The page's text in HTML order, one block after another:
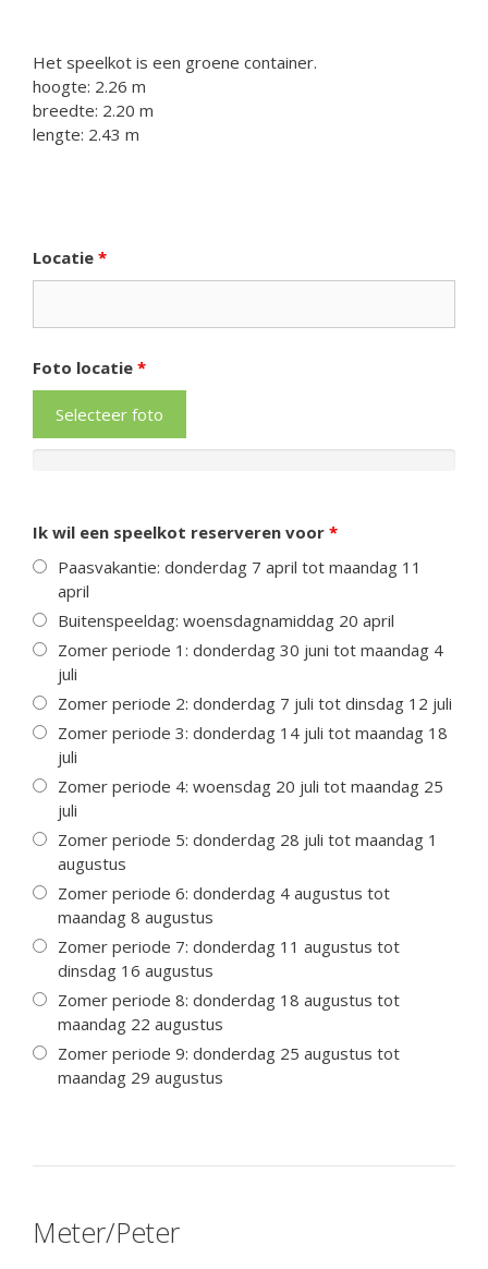
Het speelkot is een groene container.
hoogte: 2.26 m
breedte: 2.20 m
lengte: 2.43 m
Locatie *
Foto locatie *
Selecteer foto
Ik wil een speelkot reserveren voor *
Paasvakantie: donderdag 7 april tot maandag 11
april
Buitenspeeldag: woensdagnamiddag 20 april
Zomer periode 1: donderdag 30 juni tot maandag 4
juli
Zomer periode 2: donderdag 7 juli tot dinsdag 12 juli
Zomer periode 3: donderdag 14 juli tot maandag 18
juli
Zomer periode 4: woensdag 20 juli tot maandag 25
juli
Zomer periode 5: donderdag 28 juli tot maandag 1
augustus
Zomer periode 6: donderdag 4 augustus tot
maandag 8 augustus
Zomer periode 7: donderdag 11 augustus tot
dinsdag 16 augustus
Zomer periode 8: donderdag 18 augustus tot
maandag 22 augustus
Zomer periode 9: donderdag 25 augustus tot
maandag 29 augustus
Meter/Peter